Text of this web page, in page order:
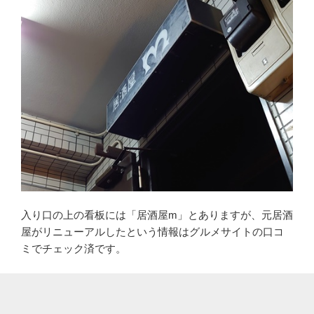
入り口の上の看板には「居酒屋m」とありますが、元居酒
屋がリニューアルしたという情報はグルメサイトの口コ
ミでチェック済です。